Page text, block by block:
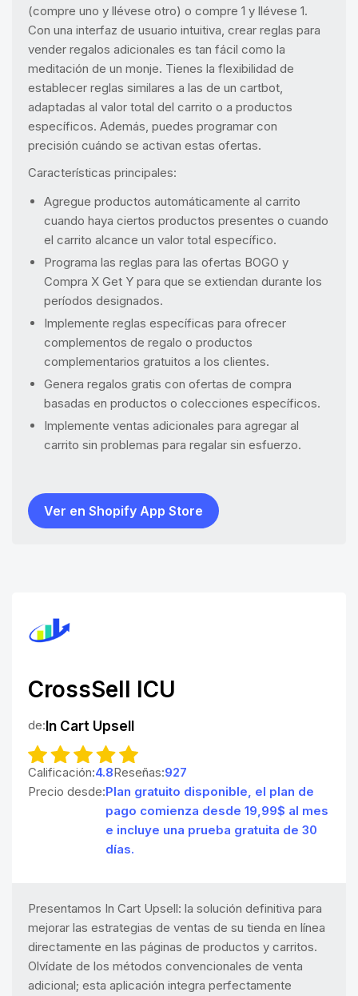
(compre uno y llévese otro) o compre 1 y llévese 1.
Con una interfaz de usuario intuitiva, crear reglas para
vender regalos adicionales es tan fácil como la
meditación de un monje. Tienes la flexibilidad de
establecer reglas similares a las de un cartbot,
adaptadas al valor total del carrito o a productos
específicos. Además, puedes programar con
precisión cuándo se activan estas ofertas.
Características principales:
Agregue productos automáticamente al carrito
cuando haya ciertos productos presentes o cuando
el carrito alcance un valor total específico.
Programa las reglas para las ofertas BOGO y
Compra X Get Y para que se extiendan durante los
períodos designados.
Implemente reglas específicas para ofrecer
complementos de regalo o productos
complementarios gratuitos a los clientes.
Genera regalos gratis con ofertas de compra
basadas en productos o colecciones específicos.
Implemente ventas adicionales para agregar al
carrito sin problemas para regalar sin esfuerzo.
Ver en Shopify App Store
CrossSell ICU
de:In Cart Upsell
Calificación:4.8Reseñas:927
Precio desde:Plan gratuito disponible, el plan de
pago comienza desde 19,99$ al mes
e incluye una prueba gratuita de 30
días.
Presentamos In Cart Upsell: la solución definitiva para
mejorar las estrategias de ventas de su tienda en línea
directamente en las páginas de productos y carritos.
Olvídate de los métodos convencionales de venta
adicional; esta aplicación integra perfectamente